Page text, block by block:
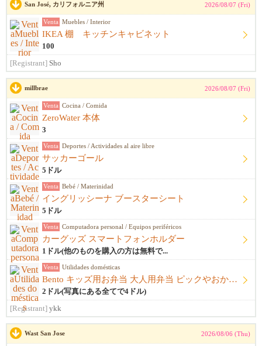
San José, カリフォルニア州 2026/08/07 (Fri)
Venta Muebles / Interior
IKEA 棚 キッチンキャビネット
100
[Registrant] Sho
millbrae 2026/08/07 (Fri)
Venta Cocina / Comida
ZeroWater 本体
3
Venta Deportes / Actividades al aire libre
サッカーゴール
5ドル
Venta Bebé / Materinidad
イングリッシーナ ブースターシート
5ドル
Venta Computadora personal / Equipos periféricos
カーグッズ スマートフォンホルダー
1ドル(他のものを購入の方は無料で...
Venta Utilidades domésticas
Bento キッズ用お弁当 大人用弁当 ピックやおかずカップ他
2ドル(写真にある全てで4ドル)
[Registrant] ykk
Wast San Jose 2026/08/06 (Thu)